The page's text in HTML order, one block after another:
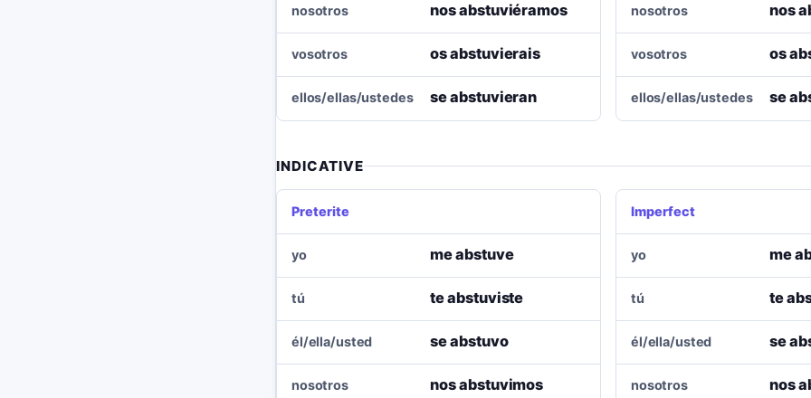
nosotros nos abstuviéramos
vosotros os abstuvierais
ellos/ellas/ustedes se abstuvieran
nosotros nos
vosotros os
ellos/ellas/ustedes se
INDICATIVE
Preterite
yo me abstuve
tú te abstuviste
él/ella/usted se abstuvo
nosotros nos abstuvimos
Imperfect
yo me
tú te
él/ella/usted se
nosotros nos